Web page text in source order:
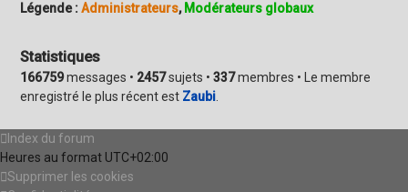
Légende :Administrateurs, Modérateurs globaux
Statistiques
166759messages • 2457sujets • 337membres • Le membre
enregistré le plus récent est Zaubi
Index du forum
Heures au format UTC+02:00
Supprimer les cookies